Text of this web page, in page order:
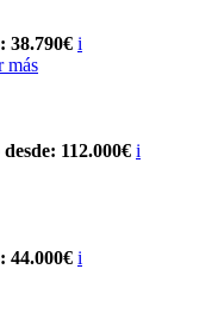
38.790€ i
más
112.000€ i
44.000€ i